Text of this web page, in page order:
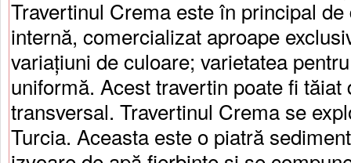
Travertinul Crema este în principal
internă, comercializat aproape
variațiuni de culoare; varietatea
uniformă. Acest travertin poate fi
transversal. Travertinul Crema se
Turcia. Aceasta este o piatră